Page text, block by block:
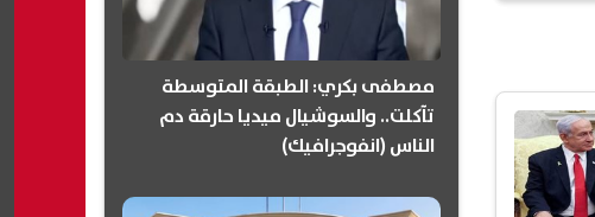
مصطفى بكري: الطبقة المتوسطة
تآكلت.. والسوشيال ميديا حارقة دم
الناس (انفوجرافيك)